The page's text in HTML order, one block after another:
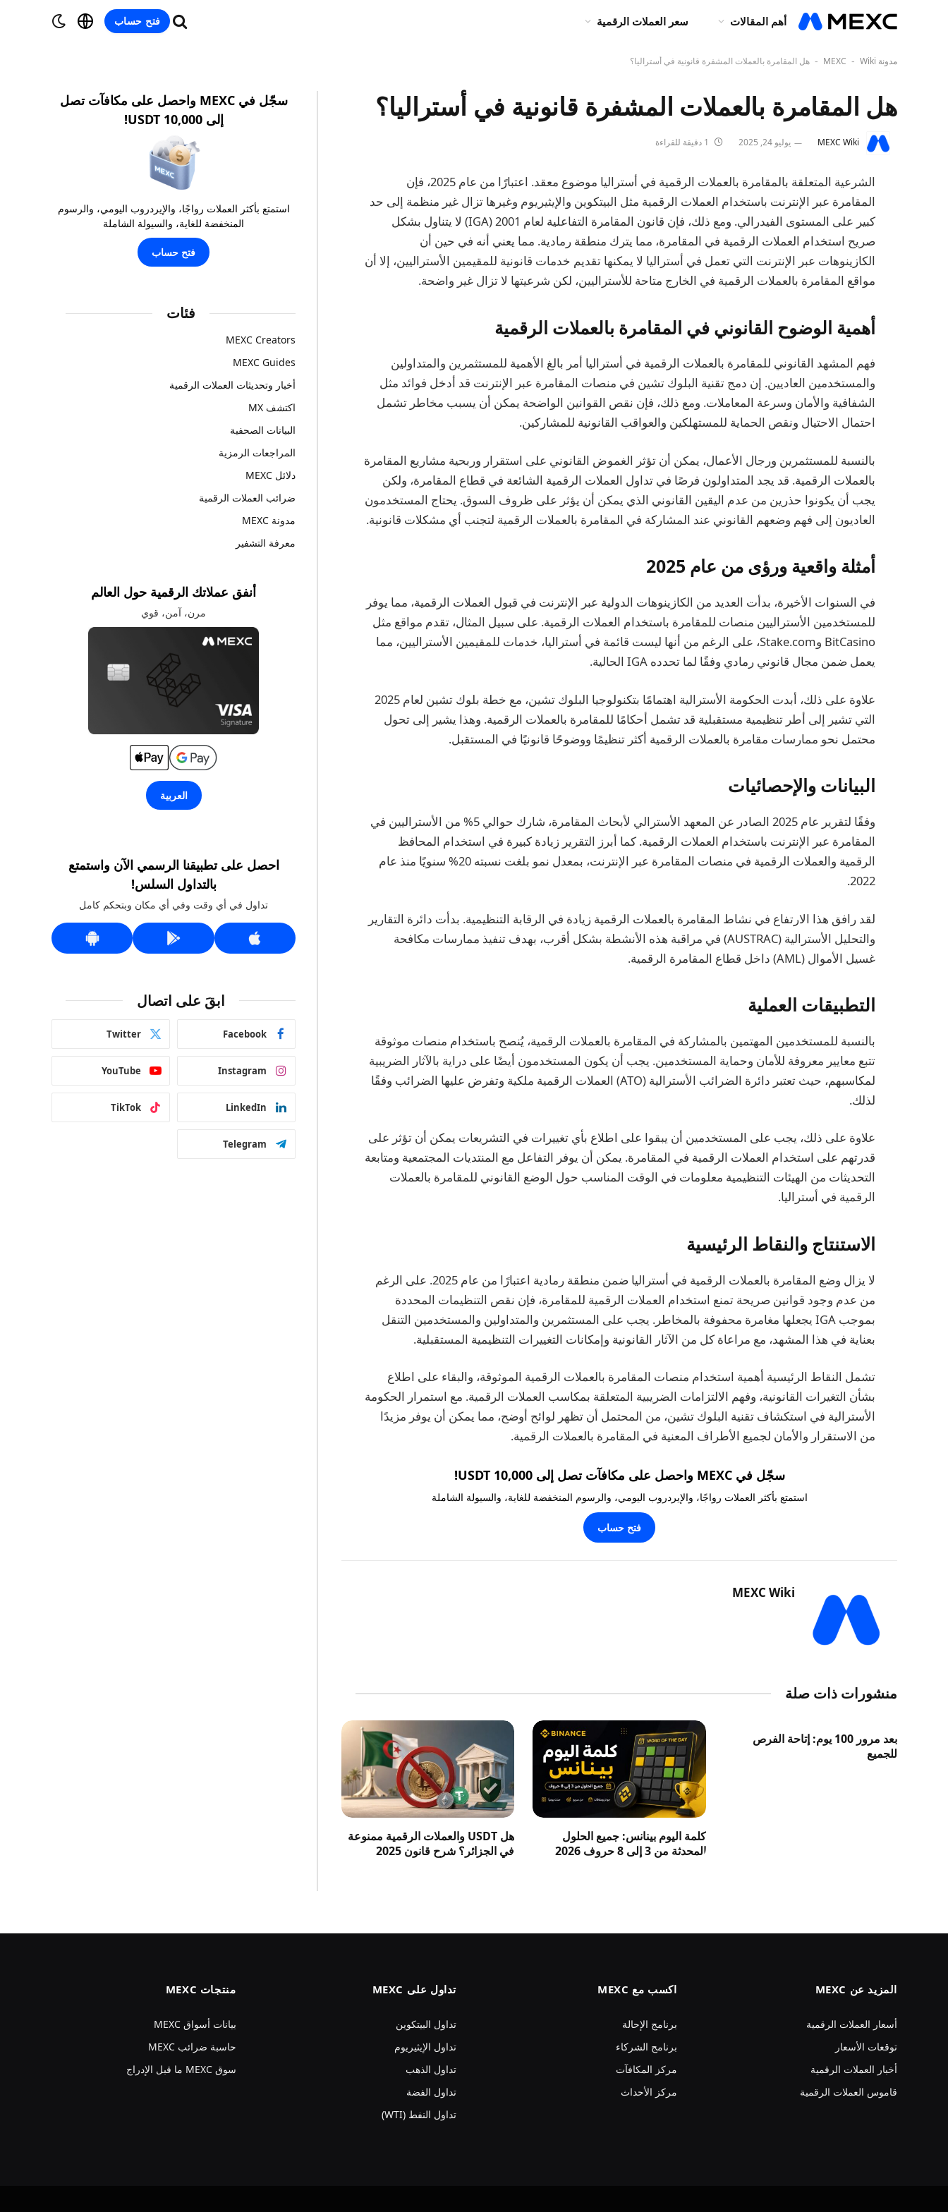
أهم المقالات سعر العملات الرقمية فتح حساب
مدونة MEXC - Wiki
- هل المقامرة بالعملات المشفرة قانونية في أستراليا؟
هل المقامرة بالعملات المشفرة قانونية في أستراليا؟
MEXC Wiki يوليو 24, 2025
الشرعية المتعلقة بالمقامرة بالعملات الرقمية في أستراليا موضوع معقد. اعتبارًا من عام 2025، فإن
المقامرة عبر الإنترنت باستخدام العملات الرقمية مثل البيتكوين والإيثيريوم وغيرها تزال غير منظمة إلى حد
كبير على المستوى الفيدرالي. ومع ذلك، فإن قانون المقامرة التفاعلية لعام 2001 (IGA) لا يتناول بشكل
صريح استخدام العملات الرقمية في المقامرة، مما يترك منطقة رمادية. مما يعني أنه في حين أن
الكازينوهات عبر الإنترنت التي تعمل في أستراليا لا يمكنها تقديم خدمات قانونية للمقيمين الأستراليين، إلا أن
مواقع المقامرة بالعملات الرقمية في الخارج متاحة للأستراليين، لكن شرعيتها لا تزال غير واضحة.
أهمية الوضوح القانوني في المقامرة بالعملات الرقمية
فهم المشهد القانوني للمقامرة بالعملات الرقمية في أستراليا أمر بالغ الأهمية للمستثمرين والمتداولين
والمستخدمين العاديين. إن دمج تقنية البلوك تشين في منصات المقامرة عبر الإنترنت قد أدخل فوائد مثل
الشفافية والأمان وسرعة المعاملات. ومع ذلك، فإن نقص القوانين الواضحة يمكن أن يسبب مخاطر تشمل
احتمال الاحتيال ونقص الحماية للمستهلكين والعواقب القانونية للمشاركين.
بالنسبة للمستثمرين ورجال الأعمال، يمكن أن تؤثر الغموض القانوني على استقرار وربحية مشاريع المقامرة
بالعملات الرقمية. قد يجد المتداولون فرصًا في تداول العملات الرقمية الشائعة في قطاع المقامرة، ولكن
يجب أن يكونوا حذرين من عدم اليقين القانوني الذي يمكن أن يؤثر على ظروف السوق. يحتاج المستخدمون
العاديون إلى فهم وضعهم القانوني عند المشاركة في المقامرة بالعملات الرقمية لتجنب أي مشكلات قانونية.
أمثلة واقعية ورؤى من عام 2025
في السنوات الأخيرة، بدأت العديد من الكازينوهات الدولية عبر الإنترنت في قبول العملات الرقمية، مما يوفر
للمستخدمين الأستراليين منصات للمقامرة باستخدام العملات الرقمية. على سبيل المثال، تقدم مواقع مثل
BitCasino وStake.com، على الرغم من أنها ليست قائمة في أستراليا، خدمات للمقيمين الأستراليين، مما
يعمل ضمن مجال قانوني رمادي وفقًا لما تحدده IGA الحالية.
علاوة على ذلك، أبدت الحكومة الأسترالية اهتمامًا بتكنولوجيا البلوك تشين، مع خطة بلوك تشين لعام 2025
التي تشير إلى أطر تنظيمية مستقبلية قد تشمل أحكامًا للمقامرة بالعملات الرقمية. وهذا يشير إلى تحول
محتمل نحو ممارسات مقامرة بالعملات الرقمية أكثر تنظيمًا ووضوحًا قانونيًا في المستقبل.
البيانات والإحصائيات
وفقًا لتقرير عام 2025 الصادر عن المعهد الأسترالي لأبحاث المقامرة، شارك حوالي 5% من الأستراليين في
المقامرة عبر الإنترنت باستخدام العملات الرقمية. كما أبرز التقرير زيادة كبيرة في استخدام المحافظ
الرقمية والعملات الرقمية في منصات المقامرة عبر الإنترنت، بمعدل نمو بلغت نسبته 20% سنويًا منذ عام
2022.
لقد رافق هذا الارتفاع في نشاط المقامرة بالعملات الرقمية زيادة في الرقابة التنظيمية. بدأت دائرة التقارير
والتحليل الأسترالية (AUSTRAC) في مراقبة هذه الأنشطة بشكل أقرب، بهدف تنفيذ ممارسات مكافحة
غسيل الأموال (AML) داخل قطاع المقامرة الرقمية.
التطبيقات العملية
بالنسبة للمستخدمين المهتمين بالمشاركة في المقامرة بالعملات الرقمية، يُنصح باستخدام منصات موثوقة
تتبع معايير معروفة للأمان وحماية المستخدمين. يجب أن يكون المستخدمون أيضًا على دراية بالآثار الضريبية
لمكاسبهم، حيث تعتبر دائرة الضرائب الأسترالية (ATO) العملات الرقمية ملكية وتفرض عليها الضرائب وفقًا
لذلك.
علاوة على ذلك، يجب على المستخدمين أن يبقوا على اطلاع بأي تغييرات في التشريعات يمكن أن تؤثر على
قدرتهم على استخدام العملات الرقمية في المقامرة. يمكن أن يوفر التفاعل مع المنتديات المجتمعية ومتابعة
التحديثات من الهيئات التنظيمية معلومات في الوقت المناسب حول الوضع القانوني للمقامرة بالعملات
الرقمية في أستراليا.
الاستنتاج والنقاط الرئيسية
لا يزال وضع المقامرة بالعملات الرقمية في أستراليا ضمن منطقة رمادية اعتبارًا من عام 2025. على الرغم
من عدم وجود قوانين صريحة تمنع استخدام العملات الرقمية للمقامرة، فإن نقص التنظيمات المحددة
بموجب IGA يجعلها مغامرة محفوفة بالمخاطر. يجب على المستثمرين والمتداولين والمستخدمين التنقل
بعناية في هذا المشهد، مع مراعاة كل من الآثار القانونية وإمكانات التغييرات التنظيمية المستقبلية.
تشمل النقاط الرئيسية أهمية استخدام منصات المقامرة بالعملات الرقمية الموثوقة، والبقاء على اطلاع
بشأن التغيرات القانونية، وفهم الالتزامات الضريبية المتعلقة بمكاسب العملات الرقمية. مع استمرار الحكومة
الأسترالية في استكشاف تقنية البلوك تشين، من المحتمل أن تظهر لوائح أوضح، مما يمكن أن يوفر مزيدًا
من الاستقرار والأمان لجميع الأطراف المعنية في المقامرة بالعملات الرقمية.
سجّل في MEXC واحصل على مكافآت تصل إلى 10,000 USDT!
استمتع بأكثر العملات رواجًا، والإيردروب اليومي، والرسوم المنخفضة للغاية، والسيولة الشاملة
فتح حساب
MEXC Wiki
منشورات ذات صلة
بعد مرور 100 يوم: إتاحة الفرص
للجميع
كلمة اليوم بينانس: جميع الحلول
المحدثة من 3 إلى 8 حروف 2026
هل USDT والعملات الرقمية ممنوعة
في الجزائر؟ شرح قانون 2025
سجّل في MEXC واحصل على مكافآت تصل
إلى 10,000 USDT!
استمتع بأكثر العملات رواجًا، والإيردروب اليومي، والرسوم
المنخفضة للغاية، والسيولة الشاملة
فتح حساب
فئات
MEXC Creators
MEXC Guides
أخبار وتحديثات العملات الرقمية
اكتشف MX
البيانات الصحفية
المراجعات الرمزية
دلائل MEXC
ضرائب العملات الرقمية
مدونة MEXC
معرفة التشفير
أنفق عملاتك الرقمية حول العالم
مرن، آمن، قوي
العربية
احصل على تطبيقنا الرسمي الآن واستمتع
بالتداول السلس!
تداول في أي وقت وفي أي مكان وبتحكم كامل
ابقَ على اتصال
Facebook
Twitter
Instagram
YouTube
LinkedIn
TikTok
Telegram
المزيد عن MEXC
أسعار العملات الرقمية
توقعات الأسعار
أخبار العملات الرقمية
قاموس العملات الرقمية
اكسب مع MEXC
برنامج الإحالة
برنامج الشركاء
مركز المكافآت
مركز الأحداث
تداول على MEXC
تداول البيتكوين
تداول الإيثيريوم
تداول الذهب
تداول الفضة
تداول النفط (WTI)
منتجات MEXC
بيانات أسواق MEXC
حاسبة ضرائب MEXC
سوق MEXC ما قبل الإدراج